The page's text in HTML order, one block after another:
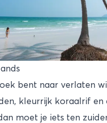
bent naar verlaten
kleurrijk koraalrif en
moet je iets ten